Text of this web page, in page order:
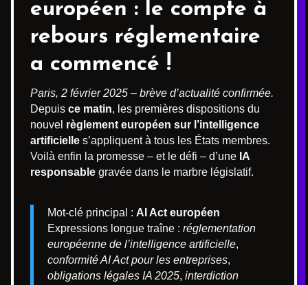
européen : le compte à
rebours réglementaire
a commencé !
Paris, 2 février 2025 – brève d’actualité confirmée.
Depuis ce matin, les premières dispositions du
nouvel règlement européen sur l’intelligence
artificielle s’appliquent à tous les États membres.
Voilà enfin la promesse – et le défi – d’une IA
responsable gravée dans le marbre législatif.
Mot-clé principal : AI Act européen
Expressions longue traîne : réglementation
européenne de l’intelligence artificielle,
conformité AI Act pour les entreprises,
obligations légales IA 2025, interdiction